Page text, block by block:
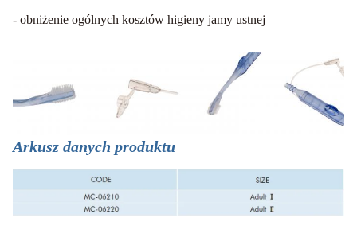
- obniżenie ogólnych kosztów higieny jamy ustnej
Arkusz danych produktu